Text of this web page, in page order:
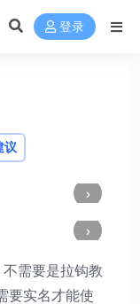
登录
议
›
›
需要是拉钩教
要实名才能使